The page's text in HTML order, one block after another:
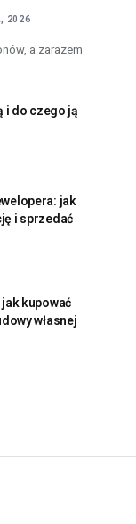
2026
a zarazem
i do czego ją
jak
i sprzedać
kupować
własnej